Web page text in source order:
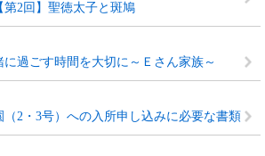
2回】聖徳太子と斑鳩
過ごす時間を大切に～Ｅさん家族～
2・3号）への入所申し込みに必要な書類